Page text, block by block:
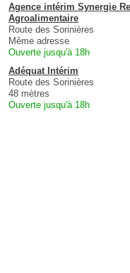
Agence intérim Synergie
Agroalimentaire
Route des Sorinières
Même adresse
Ouverte jusqu'à 18h
Adéquat Intérim
Route des Sorinières
48 mètres
Ouverte jusqu'à 18h